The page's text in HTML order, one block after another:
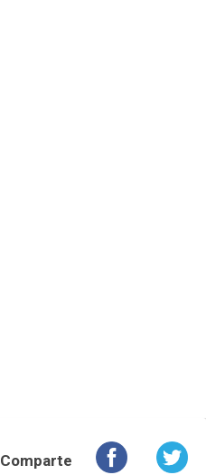
Comparte